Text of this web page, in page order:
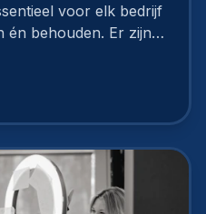
voor elk bedrijf
Er zijn
Hoe pak je dat
branding?